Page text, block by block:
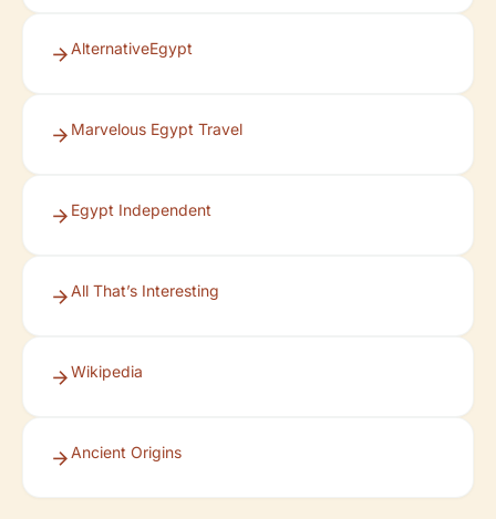
AlternativeEgypt
Marvelous Egypt Travel
Egypt Independent
All That’s Interesting
Wikipedia
Ancient Origins